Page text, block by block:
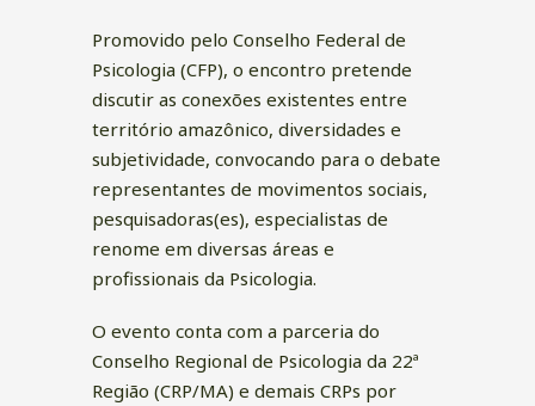
Promovido pelo Conselho Federal de
Psicologia (CFP), o encontro pretende
discutir as conexões existentes entre
território amazônico, diversidades e
subjetividade, convocando para o debate
representantes de movimentos sociais,
pesquisadoras(es), especialistas de
renome em diversas áreas e
profissionais da Psicologia.
O evento conta com a parceria do
Conselho Regional de Psicologia da 22ª
Região (CRP/MA) e demais CRPs por